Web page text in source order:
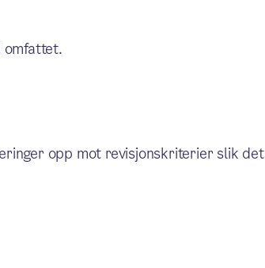
omfattet.
opp mot revisjonskriterier slik det